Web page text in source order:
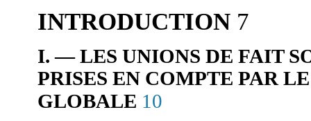
INTRODUCTION 7
I. — LES UNIONS DE FAIT
PRISES EN COMPTE PAR
GLOBALE 10